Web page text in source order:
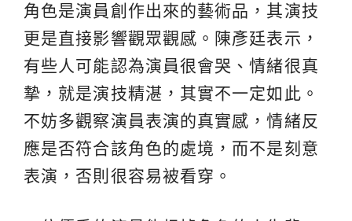
角色是演員創作出來的藝術品，其演技
更是直接影響觀眾觀感。陳彥廷表示，
有些人可能認為演員很會哭、情緒很真
摯，就是演技精湛，其實不一定如此。
不妨多觀察演員表演的真實感，情緒反
應是否符合該角色的處境，而不是刻意
表演，否則很容易被看穿。